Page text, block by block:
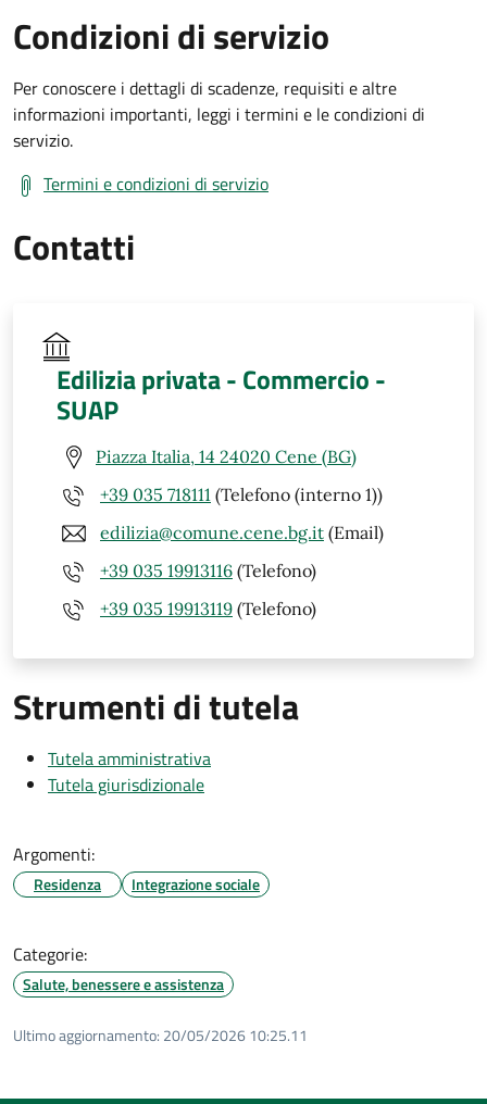
Condizioni di servizio
Per conoscere i dettagli di scadenze, requisiti e altre
informazioni importanti, leggi i termini e le condizioni di
servizio.
Termini e condizioni di servizio
Contatti
Edilizia privata - Commercio -
SUAP
Piazza Italia, 14 24020 Cene (BG)
+39 035 718111 (Telefono (interno 1))
edilizia@comune.cene.bg.it (Email)
+39 035 19913116 (Telefono)
+39 035 19913119 (Telefono)
Strumenti di tutela
Tutela amministrativa
Tutela giurisdizionale
Argomenti:
Residenza Integrazione sociale
Categorie:
Salute, benessere e assistenza
Ultimo aggiornamento: 20/05/2026 10:25.11